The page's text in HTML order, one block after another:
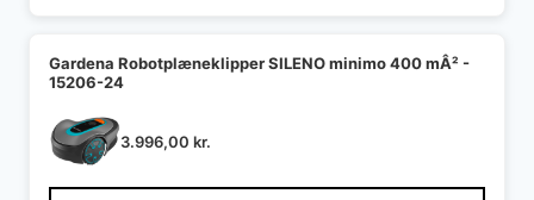
Gardena Robotplæneklipper SILENO minimo 400 mÂ² -
15206-24
3.996,00 kr.